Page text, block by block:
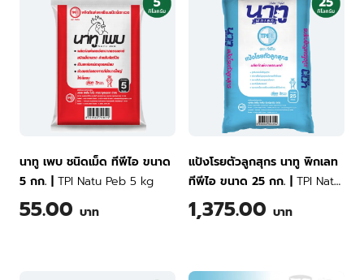
นาทู เพบ ชนิดเม็ด ทีพีไอ ขนาด
5 กก.
TPI Natu Peb 5 kg
55.00 บาท
แป้งโรยตัวลูกสุกร นาทู พิกเลท
ทีพีไอ ขนาด 25 กก.
TPI Natu
Piglet Powder 25 kg
1,375.00 บาท